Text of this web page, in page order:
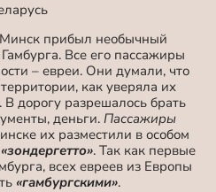
Минск прибыл необычный
Все его пассажиры
– евреи. Они думали, что
как уверяла их
В дорогу разрешалось брать
деньги. Пассажиры
их разместили в особом
«зондергетто». Так как первые
всех евреев из Европы
«гамбургскими».